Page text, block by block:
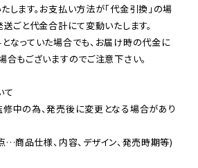
します。お支払い方法が「代金引換」の場
なっていた場合でも、お届け時の代金に
合もございますのでご注意下さい。
て
中の為、発売後に変更となる場合があり
商品仕様、内容、デザイン、発売時期等)